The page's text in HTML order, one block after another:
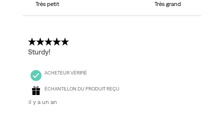
Très petit
Très grand
4 étoile(s) sur 5.
Sturdy!
ACHETEUR VÉRIFIÉ
ÉCHANTILLON DU PRODUIT REÇU
il y a un an